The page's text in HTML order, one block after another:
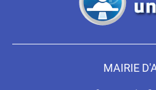
MAIRIE